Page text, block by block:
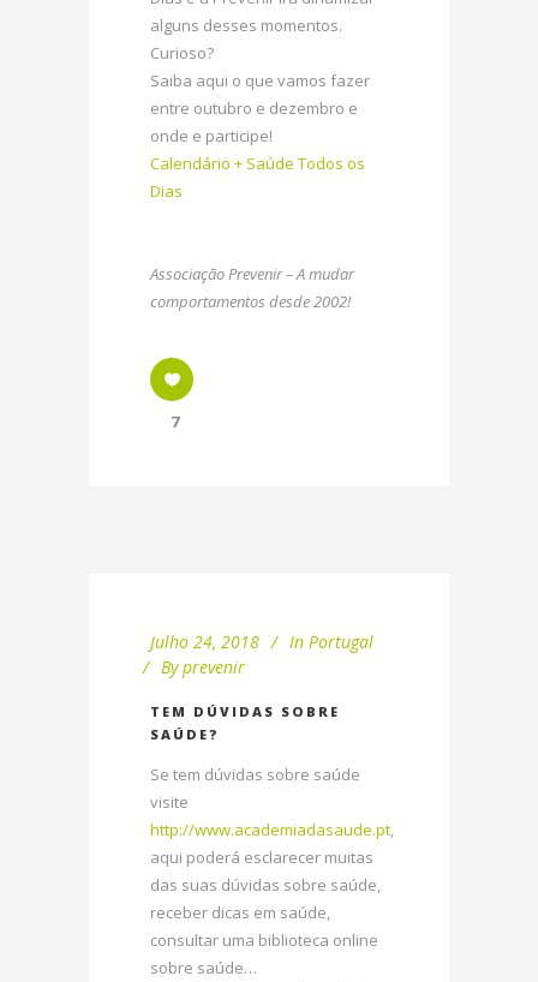
alguns desses momentos.
Curioso?
Saiba aqui o que vamos fazer
entre outubro e dezembro e
onde e participe!
Calendário + Saúde Todos os
Dias
Associação Prevenir – A mudar
comportamentos desde 2002!
7
Julho 24, 2018 In Portugal
By prevenir
TEM DÚVIDAS SOBRE
SAÚDE?
Se tem dúvidas sobre saúde
visite
http://www.academiadasaude.pt,
aqui poderá esclarecer muitas
das suas dúvidas sobre saúde,
receber dicas em saúde,
consultar uma biblioteca online
sobre saúde…